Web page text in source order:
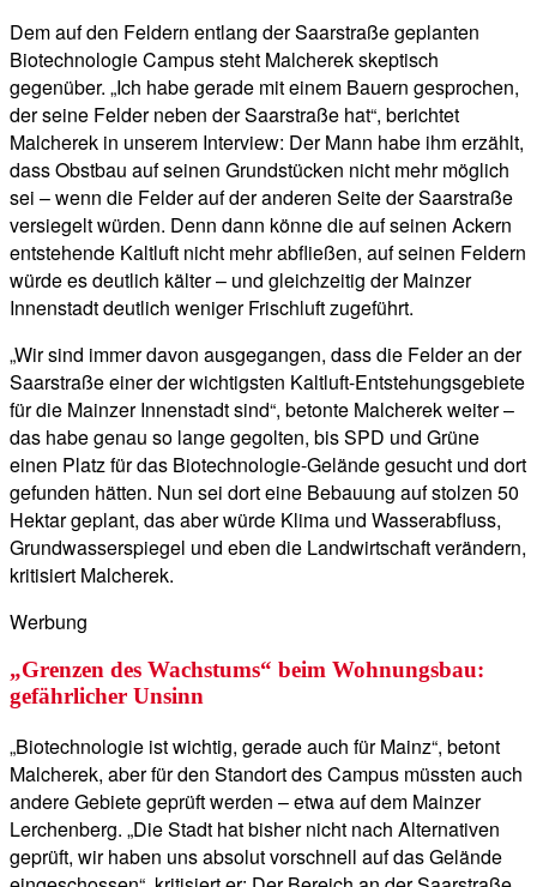
Dem auf den Feldern entlang der Saarstraße geplanten
Biotechnologie Campus steht Malcherek skeptisch
gegenüber. „Ich habe gerade mit einem Bauern gesprochen,
der seine Felder neben der Saarstraße hat“, berichtet
Malcherek in unserem Interview: Der Mann habe ihm erzählt,
dass Obstbau auf seinen Grundstücken nicht mehr möglich
sei – wenn die Felder auf der anderen Seite der Saarstraße
versiegelt würden. Denn dann könne die auf seinen Ackern
entstehende Kaltluft nicht mehr abfließen, auf seinen Feldern
würde es deutlich kälter – und gleichzeitig der Mainzer
Innenstadt deutlich weniger Frischluft zugeführt.
„Wir sind immer davon ausgegangen, dass die Felder an der
Saarstraße einer der wichtigsten Kaltluft-Entstehungsgebiete
für die Mainzer Innenstadt sind“, betonte Malcherek weiter –
das habe genau so lange gegolten, bis SPD und Grüne
einen Platz für das Biotechnologie-Gelände gesucht und dort
gefunden hätten. Nun sei dort eine Bebauung auf stolzen 50
Hektar geplant, das aber würde Klima und Wasserabfluss,
Grundwasserspiegel und eben die Landwirtschaft verändern,
kritisiert Malcherek.
Werbung
„Grenzen des Wachstums“ beim Wohnungsbau:
gefährlicher Unsinn
„Biotechnologie ist wichtig, gerade auch für Mainz“, betont
Malcherek, aber für den Standort des Campus müssten auch
andere Gebiete geprüft werden – etwa auf dem Mainzer
Lerchenberg. „Die Stadt hat bisher nicht nach Alternativen
geprüft, wir haben uns absolut vorschnell auf das Gelände